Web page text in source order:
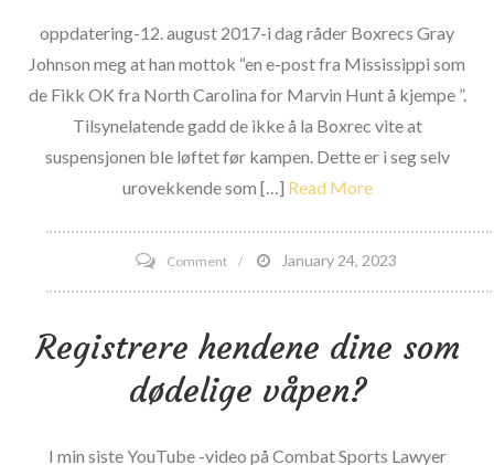
oppdatering-12. august 2017-i dag råder Boxrecs Gray
Johnson meg at han mottok “en e-post fra Mississippi som
de Fikk OK fra North Carolina for Marvin Hunt å kjempe ”.
Tilsynelatende gadd de ikke å la Boxrec vite at
suspensjonen ble løftet før kampen. Dette er i seg selv
urovekkende som […] Read More
Commenton
Mississippi
angivelig
konkurrere
January 24, 2023
Registrere hendene dine som
dødelige våpen?
I min siste YouTube -video på Combat Sports Lawyer